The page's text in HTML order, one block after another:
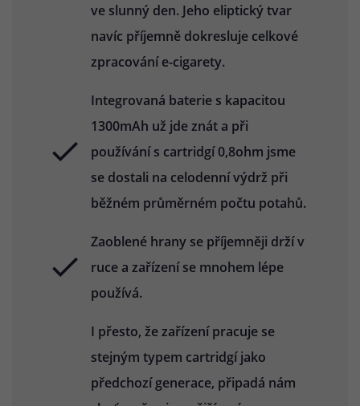
ve slunný den. Jeho eliptický tvar
navíc příjemně dokresluje celkové
zpracování e-cigarety.
Integrovaná baterie s kapacitou
1300mAh už jde znát a při
používání s cartridgí 0,8ohm jsme
se dostali na celodenní výdrž při
běžném průměrném počtu potahů.
Zaoblené hrany se příjemněji drží v
ruce a zařízení se mnohem lépe
používá.
I přesto, že zařízení pracuje se
stejným typem cartridgí jako
předchozí generace, připadá nám